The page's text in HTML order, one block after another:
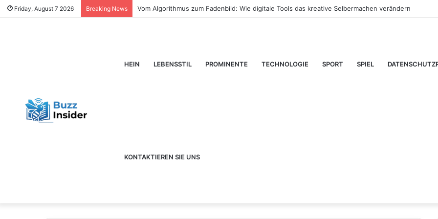
Friday, August 7 2026 Breaking News Die Annäherung Usbekistans an die EU erhöht die Rolle der Banken als Infrastruktur für
HEIN LEBENSSTIL PROMINENTE TECHNOLOGIE SPORT SPIEL
KONTAKTIEREN SIE UNS